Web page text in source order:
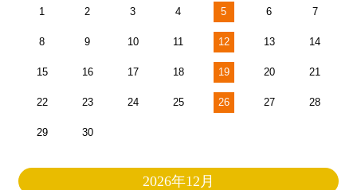
1 2 3 4 5 6 7
8 9 10 11 12 13 14
15 16 17 18 19 20 21
22 23 24 25 26 27 28
29 30
2026年12月